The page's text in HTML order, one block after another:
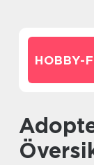
HOBBY-
Adoptera barn – En